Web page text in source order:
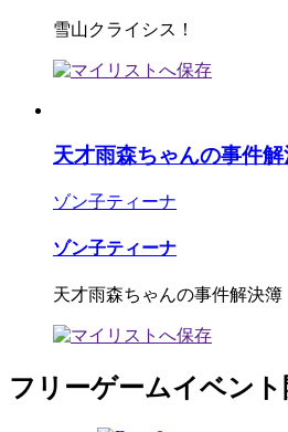
雪山クライシス！
天才雨森ちゃんの事件
ゾン子ティーナ
ゾン子ティーナ
天才雨森ちゃんの事件解決簿
フリーゲームイベント